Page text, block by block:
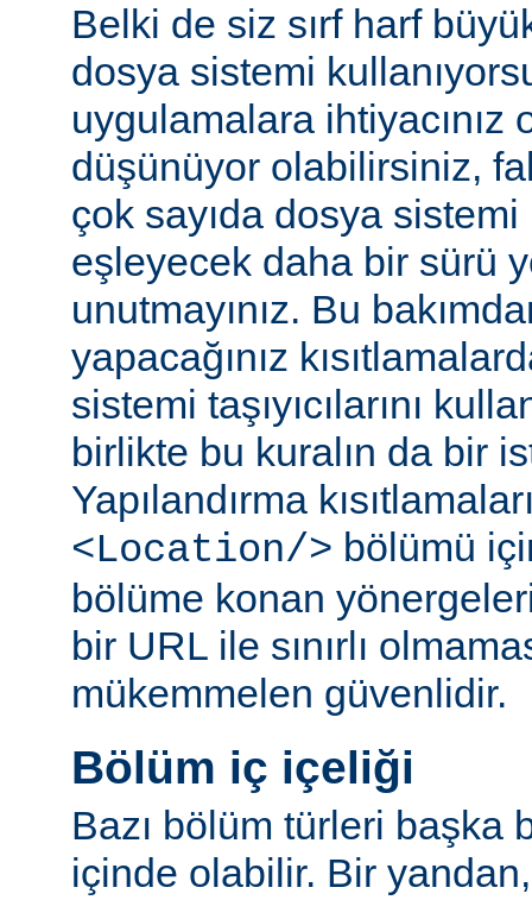
Belki de siz sırf harf
dosya sistemi
uygulamalara ihtiyacınız
düşünüyor olabilirsiniz,
çok sayıda dosya
eşleyecek daha bir sürü
unutmayınız. Bu
yapacağınız
sistemi taşıyıcılarını
birlikte bu kuralın da bir
Yapılandırma
<Location/> bölümü
bölüme konan
bir URL ile sınırlı
mükemmelen güvenlidir.
Bölüm iç içeliği
Bazı bölüm türleri başka
içinde olabilir. Bir